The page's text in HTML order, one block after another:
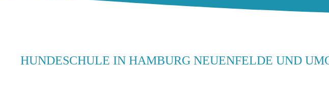
HUNDESCHULE IN HAMBURG NEUENFELDE UND